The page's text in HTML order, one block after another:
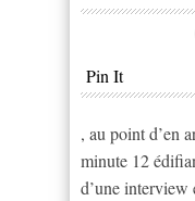
Pin It
, au point d’en
minute 12
d’une interview